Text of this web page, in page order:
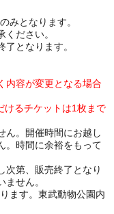
となります。
ださい。
となります。
内容が変更となる場合
けるチケットは1枚まで
ん。開催時間にお越し
。時間に余裕をもって
次第、販売終了となり
せん。
ます。東武動物公園内